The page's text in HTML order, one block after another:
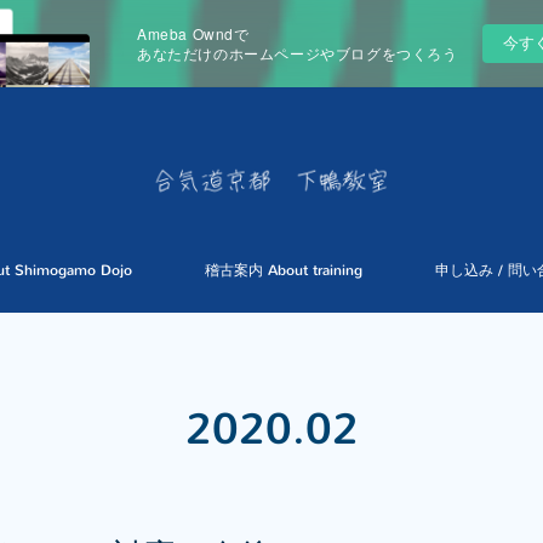
Ameba Owndで
あなただけのホームページやブログをつくろう
今す
Shimogamo Dojo 稽古案内 About training 申し込み / 問い
2020.02